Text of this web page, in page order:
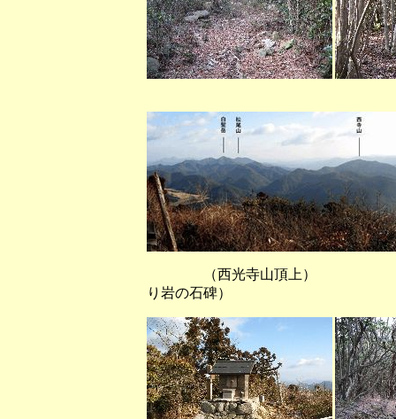
（西光寺山頂上） （
り岩の石碑）